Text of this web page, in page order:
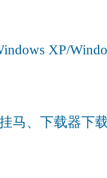
XP/
马、下载器下